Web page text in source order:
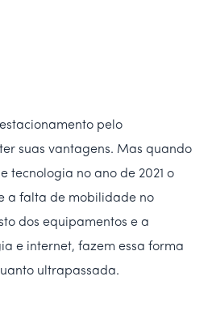
pelo
suas vantagens. Mas quando
tecnologia no ano de 2021 o
a falta de mobilidade no
dos equipamentos e a
e internet, fazem essa forma
ultrapassada.